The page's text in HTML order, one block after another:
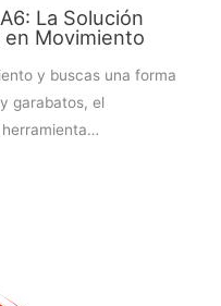
La Solución
Movimiento
y buscas una forma
garabatos, el
herramienta…